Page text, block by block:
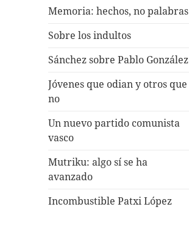
Memoria: hechos, no palabras
Sobre los indultos
Sánchez sobre Pablo González
Jóvenes que odian y otros que
no
Un nuevo partido comunista
vasco
Mutriku: algo sí se ha
avanzado
Incombustible Patxi López